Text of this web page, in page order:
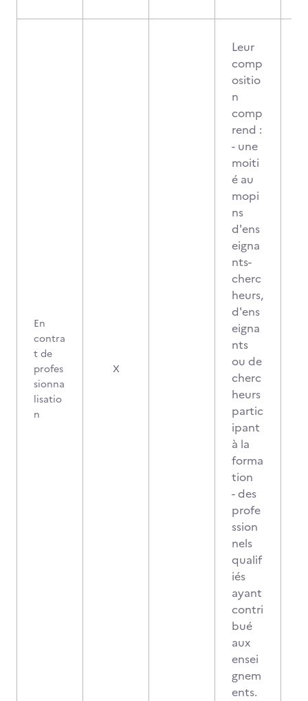
En
contra
t de
profes
sionna
lisatio
n
X
Leur
comp
ositio
n
comp
rend :
- une
moiti
é au
mopi
ns
d'ens
eigna
nts-
cherc
heurs,
d'ens
eigna
nts
ou de
cherc
heurs
partic
ipant
à la
forma
tion
- des
profe
ssion
nels
qualif
iés
ayant
contri
bué
aux
ensei
gnem
ents.